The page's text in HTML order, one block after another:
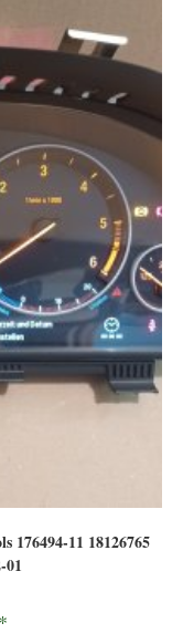
11 18126765
01
*